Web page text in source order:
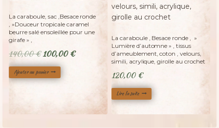
La caraboule, sac ,Besace ronde
, »Douceur tropicale caramel
beurre salé ensoleillée pour une
girafe » ,
140,00€ Le
prix
initial
100,00€Le
Ajouter au panier
Adopté
La caraboule , Besace ronde , »
Lumière d’automne » , tissus
d’ameublement, coton , velours,
simili, acrylique, girolle au crochet
120,00 €
Lire la suite